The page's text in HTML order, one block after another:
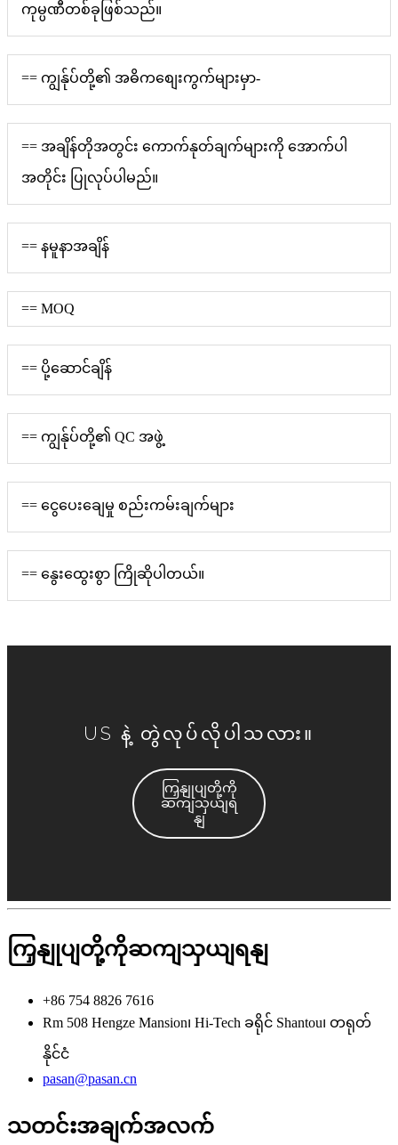
ကုမ္ပဏီတစ်ခုဖြစ်သည်။
== ကျွန်ုပ်တို့၏ အဓိကစျေးကွက်များမှာ-
== အချိန်တိုအတွင်း ကောက်နုတ်ချက်များကို အောက်ပါ
အတိုင်း ပြုလုပ်ပါမည်။
== နမူနာအချိန်
== MOQ
== ပို့ဆောင်ချိန်
== ကျွန်ုပ်တို့၏ QC အဖွဲ့
== ငွေပေးချေမှု စည်းကမ်းချက်များ
== နွေးထွေးစွာ ကြိုဆိုပါတယ်။
US နဲ့ တွဲလုပ်လိုပါသလား။
ကြှနျုပျတို့ကို
ဆကျသှယျရ
နျ
ကြှနျုပျတို့ကိုဆကျသှယျရနျ
+86 754 8826 7616
Rm 508 Hengze Mansion၊ Hi-Tech ခရိုင် Shantou၊ တရုတ်
နိုင်ငံ
pasan@pasan.cn
သတင်းအချက်အလက်